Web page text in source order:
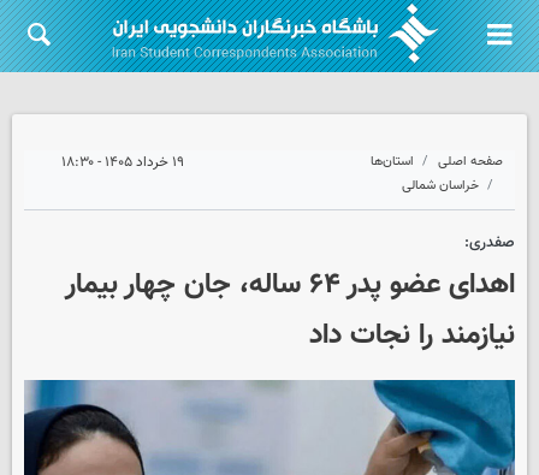
صفحه اصلی
استان‌ها
خراسان شمالی
۱۹ خرداد ۱۴۰۵ - ۱۸:۳۰
صفدری:
اهدای عضو پدر ۶۴ ساله، جان چهار بیمار
نیازمند را نجات داد